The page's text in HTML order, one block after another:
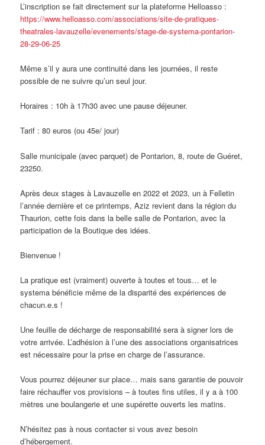
L’inscription se fait directement sur la plateforme Helloasso :
https://www.helloasso.com/associations/site-de-pratiques-
theatrales-lavauzelle/evenements/stage-de-systema-pontarion-
28-29-06-25
Même s’il y aura une continuité dans les journées, il reste
possible de ne suivre qu’un seul jour.
Horaires : 10h à 17h30 avec une pause déjeuner.
Tarif : 80 euros (ou 45e/ jour)
Salle municipale (avec parquet) de Pontarion, 8, route de Guéret,
23250.
Après deux stages à Lavauzelle en 2022 et 2023, un à Felletin
l’année dernière et ce printemps, Aziz revient dans la région du
Thaurion, cette fois dans la belle salle de Pontarion, avec la
participation de la Boutique des idées.
Bienvenue !
La pratique est (vraiment) ouverte à toutes et tous… et le
systema bénéficie même de la disparité des expériences de
chacun.e.s !
Une feuille de décharge de responsabilité sera à signer lors de
votre arrivée. L’adhésion à l’une des associations organisatrices
est nécessaire pour la prise en charge de l’assurance.
Vous pourrez déjeuner sur place… mais sans garantie de pouvoir
faire réchauffer vos provisions – à toutes fins utiles, il y a à 100
mètres une boulangerie et une supérette ouverts les matins.
N’hésitez pas à nous contacter si vous avez besoin
d’hébergement.